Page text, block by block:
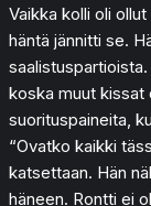
Vaikka kolli oli
häntä jännitti se.
koska muut kissat
suorituspaineita,
“Ovatko kaikki
katsettaan. Hän
häneen. Rontti ei